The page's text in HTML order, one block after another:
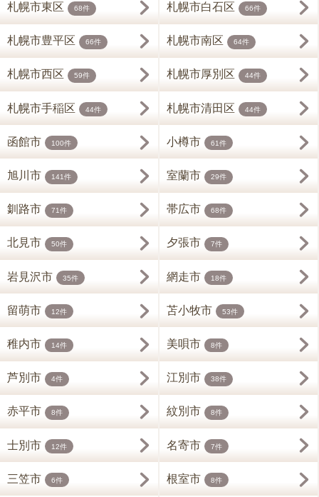
札幌市東区 68件 札幌市白石区 66件
札幌市豊平区 66件 札幌市南区 64件
札幌市西区 59件 札幌市厚別区 44件
札幌市手稲区 44件 札幌市清田区 44件
函館市 100件 小樽市 61件
旭川市 141件 室蘭市 29件
釧路市 71件 帯広市 68件
北見市 50件 夕張市 7件
岩見沢市 35件 網走市 18件
留萌市 12件 苫小牧市 53件
稚内市 14件 美唄市 8件
芦別市 4件 江別市 38件
赤平市 8件 紋別市 8件
士別市 12件 名寄市 7件
三笠市 6件 根室市 8件